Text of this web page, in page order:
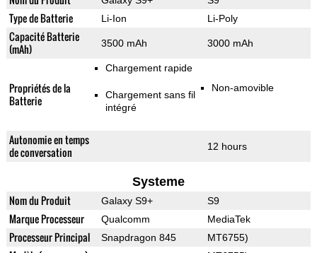
Type de Batterie Li-Ion Li-Poly
Capacité Batterie
(mAh)
3500 mAh 3000 mAh
Propriétés de la
Batterie
Chargement rapide
Chargement sans fil
intégré
Non-amovible
Autonomie en temps
de conversation
12 hours
Systeme
Nom du Produit Galaxy S9+ S9
Marque Processeur Qualcomm MediaTek
Processeur Principal Snapdragon 845 MT6755)